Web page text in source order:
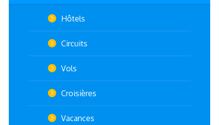
Hôtels
Circuits
Vols
Croisières
Vacances